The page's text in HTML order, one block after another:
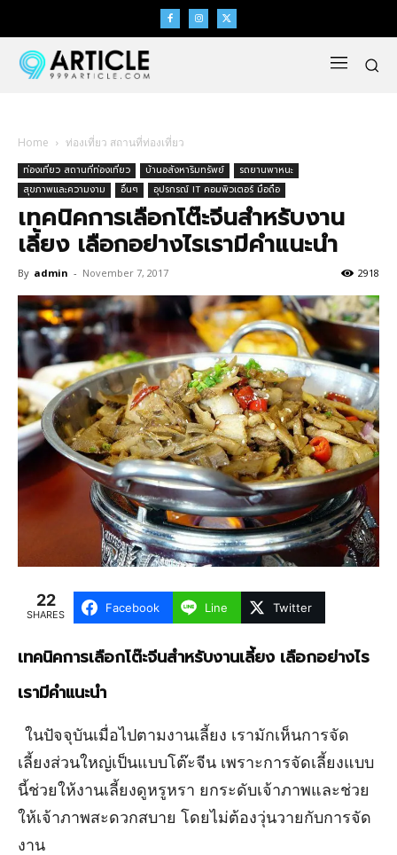
Home ท่องเที่ยว สถานที่ท่องเที่ยว
ท่องเที่ยว สถานที่ท่องเที่ยว บ้านอสังหาริมทรัพย์
รถยานพาหนะ
สุขภาพและความงาม
อื่นๆ อุปรกรณ์ IT คอมพิวเตอร์ มือถือ
เทคนิคการเลือกโต๊ะจีนสำหรับงาน
เลี้ยง เลือกอย่างไรเรามีคำแนะนำ
By admin - November 7, 2017 2918
22
SHARES
Facebook Line Twitter
เทคนิคการเลือกโต๊ะจีนสำหรับงานเลี้ยง เลือกอย่างไร
เรามีคำแนะนำ
ในปัจจุบันเมื่อไปตามงานเลี้ยง เรามักเห็นการจัด
เลี้ยงส่วนใหญ่เป็นแบบโต๊ะจีน เพราะการจัดเลี้ยงแบบ
นี้ช่วยให้งานเลี้ยงดูหรูหรา ยกระดับเจ้าภาพและช่วย
ให้เจ้าภาพสะดวกสบาย โดยไม่ต้องวุ่นวายกับการจัด
งาน